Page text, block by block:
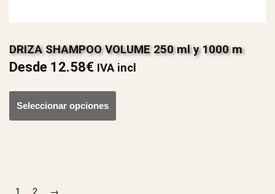
DRIZA SHAMPOO VOLUME 250 ml y 1000 m
Desde 12.58€ IVA incl
Seleccionar opciones
1 2 →